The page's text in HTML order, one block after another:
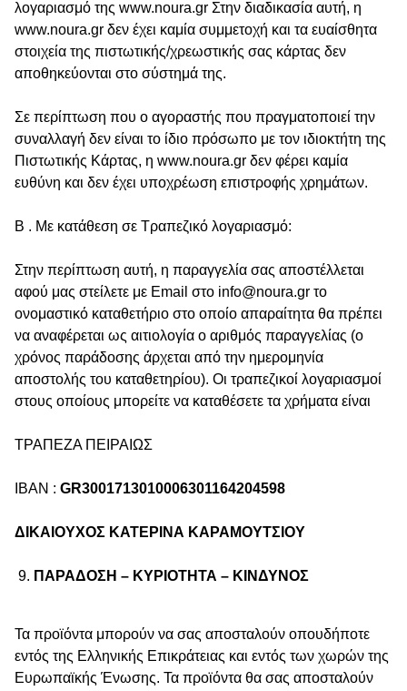
λογαριασμό της www.noura.gr Στην διαδικασία αυτή, η
www.noura.gr δεν έχει καμία συμμετοχή και τα ευαίσθητα
στοιχεία της πιστωτικής/χρεωστικής σας κάρτας δεν
αποθηκεύονται στο σύστημά της.
Σε περίπτωση που ο αγοραστής που πραγματοποιεί την
συναλλαγή δεν είναι το ίδιο πρόσωπο με τον ιδιοκτήτη της
Πιστωτικής Κάρτας, η www.noura.gr δεν φέρει καμία
ευθύνη και δεν έχει υποχρέωση επιστροφής χρημάτων.
B . Με κατάθεση σε Τραπεζικό λογαριασμό:
Στην περίπτωση αυτή, η παραγγελία σας αποστέλλεται
αφού μας στείλετε με Εmail στο info@noura.gr το
ονομαστικό καταθετήριο στο οποίο απαραίτητα θα πρέπει
να αναφέρεται ως αιτιολογία ο αριθμός παραγγελίας (ο
χρόνος παράδοσης άρχεται από την ημερομηνία
αποστολής του καταθετηρίου). Οι τραπεζικοί λογαριασμοί
στους οποίους μπορείτε να καταθέσετε τα χρήματα είναι
ΤΡΑΠΕΖΑ ΠΕΙΡΑΙΩΣ
IBAN : GR3001713010006301164204598
ΔΙΚΑΙΟΥΧΟΣ ΚΑΤΕΡΙΝΑ ΚΑΡΑΜΟΥΤΣΙΟΥ
ΠΑΡΑΔΟΣΗ – ΚΥΡΙΟΤΗΤΑ – ΚΙΝΔΥΝΟΣ
Τα προϊόντα μπορούν να σας αποσταλούν οπουδήποτε
εντός της Ελληνικής Επικράτειας και εντός των χωρών της
Ευρωπαϊκής Ένωσης. Τα προϊόντα θα σας αποσταλούν